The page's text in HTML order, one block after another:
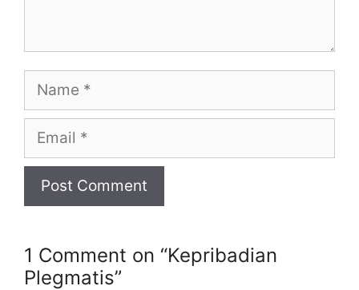
Name
Email
Website
1 Comment on “Kepribadian
Plegmatis”